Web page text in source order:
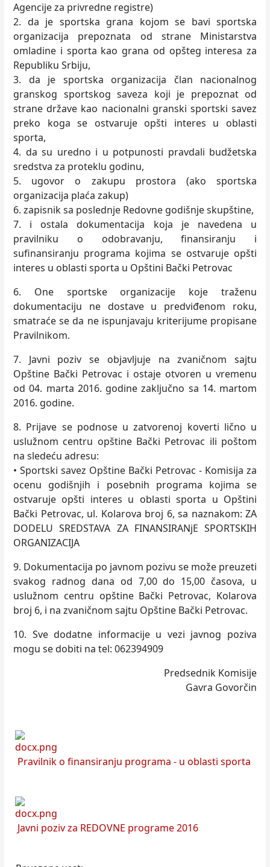
Agencije za privredne registre)
2. da je sportska grana kojom se bavi sportska
organizacija prepoznata od strane Ministarstva
omladine i sporta kao grana od opšteg interesa za
Republiku Srbiju,
3. da je sportska organizacija član nacionalnog
granskog sportskog saveza koji je prepoznat od
strane države kao nacionalni granski sportski savez
preko koga se ostvaruje opšti interes u oblasti
sporta,
4. da su uredno i u potpunosti pravdali budžetska
sredstva za proteklu godinu,
5. ugovor o zakupu prostora (ako sportska
organizacija plaća zakup)
6. zapisnik sa poslednje Redovne godišnje skupštine,
7. i ostala dokumentacija koja je navedena u
pravilniku o odobravanju, finansiranju i
sufinansiranju programa kojima se ostvaruje opšti
interes u oblasti sporta u Opštini Bački Petrovac
6. One sportske organizacije koje traženu
dokumentaciju ne dostave u predviđenom roku,
smatraće se da ne ispunjavaju kriterijume propisane
Pravilnikom.
7. Javni poziv se objavlјuje na zvaničnom sajtu
Opštine Bački Petrovac i ostaje otvoren u vremenu
od 04. marta 2016. godine zaklјučno sa 14. martom
2016. godine.
8. Prijave se podnose u zatvorenoj koverti lično u
uslužnom centru opštine Bački Petrovac ili poštom
na sledeću adresu:
• Sportski savez Opštine Bački Petrovac - Komisija za
ocenu godišnjih i posebnih programa kojima se
ostvaruje opšti interes u oblasti sporta u Opštini
Bački Petrovac, ul. Kolarova broj 6, sa naznakom: ZA
DODELU SREDSTAVA ZA FINANSIRANјE SPORTSKIH
ORGANIZACIJA
9. Dokumentacija po javnom pozivu se može preuzeti
svakog radnog dana od 7,00 do 15,00 časova, u
uslužnom centru opštine Bački Petrovac, Kolarova
broj 6, i na zvaničnom sajtu Opštine Bački Petrovac.
10. Sve dodatne informacije u vezi javnog poziva
mogu se dobiti na tel: 062394909
Predsednik Komisije
Gavra Govorčin
Pravilnik o finansiranju programa - u oblasti sporta
Javni poziv za REDOVNE programe 2016